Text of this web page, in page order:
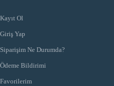
Kayıt Ol
Giriş Yap
Siparişim Ne Durumda?
Ödeme Bildirimi
Favorilerim